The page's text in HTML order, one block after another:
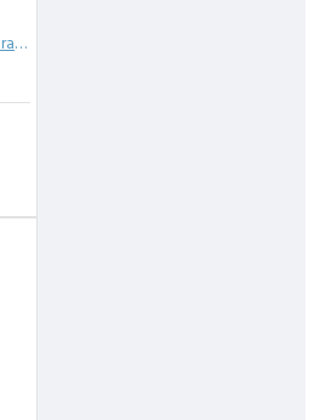
Prosop hartie Elfi alb 2 straturi 50 m